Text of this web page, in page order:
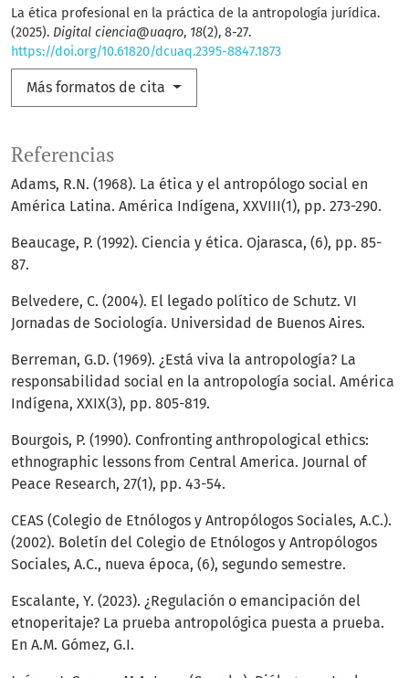
La ética profesional en la práctica de la antropología jurídica.
(2025). Digital ciencia@uaqro, 18(2), 8-27.
https://doi.org/10.61820/dcuaq.2395-8847.1873
Más formatos de cita
Referencias
Adams, R.N. (1968). La ética y el antropólogo social en
América Latina. América Indígena, XXVIII(1), pp. 273-290.
Beaucage, P. (1992). Ciencia y ética. Ojarasca, (6), pp. 85-
87.
Belvedere, C. (2004). El legado político de Schutz. VI
Jornadas de Sociología. Universidad de Buenos Aires.
Berreman, G.D. (1969). ¿Está viva la antropología? La
responsabilidad social en la antropología social. América
Indígena, XXIX(3), pp. 805-819.
Bourgois, P. (1990). Confronting anthropological ethics:
ethnographic lessons from Central America. Journal of
Peace Research, 27(1), pp. 43-54.
CEAS (Colegio de Etnólogos y Antropólogos Sociales, A.C.).
(2002). Boletín del Colegio de Etnólogos y Antropólogos
Sociales, A.C., nueva época, (6), segundo semestre.
Escalante, Y. (2023). ¿Regulación o emancipación del
etnoperitaje? La prueba antropológica puesta a prueba.
En A.M. Gómez, G.I.